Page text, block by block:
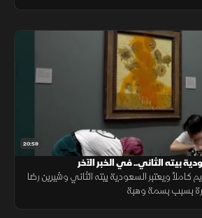
20:59
بيته الثاني.. في الخبر الآخر
كاملاً ويعتبر السعودية بيته الثاني وشيرين رضا
بسبب بسمة وهبة